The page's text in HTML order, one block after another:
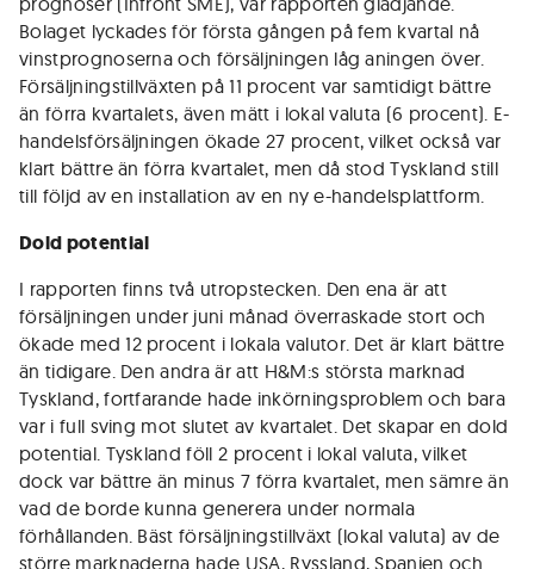
Bolaget lyckades för första gången på fem kvartal nå
vinstprognoserna och försäljningen låg aningen över.
Försäljningstillväxten på 11 procent var samtidigt bättre
än förra kvartalets, även mätt i lokal valuta (6 procent). E-
handelsförsäljningen ökade 27 procent, vilket också var
klart bättre än förra kvartalet, men då stod Tyskland still
till följd av en installation av en ny e-handelsplattform.
Dold potential
I rapporten finns två utropstecken. Den ena är att
försäljningen under juni månad överraskade stort och
ökade med 12 procent i lokala valutor. Det är klart bättre
än tidigare. Den andra är att H&M:s största marknad
Tyskland, fortfarande hade inkörningsproblem och bara
var i full sving mot slutet av kvartalet. Det skapar en dold
potential. Tyskland föll 2 procent i lokal valuta, vilket
dock var bättre än minus 7 förra kvartalet, men sämre än
vad de borde kunna generera under normala
förhållanden. Bäst försäljningstillväxt (lokal valuta) av de
större marknaderna hade USA, Ryssland, Spanien och